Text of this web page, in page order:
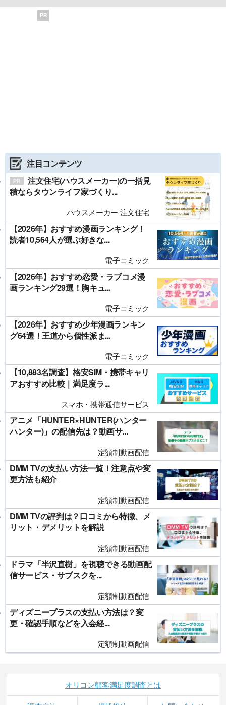
PR
注目コンテンツ
注文住宅(ハウスメーカー)の一括見
積ならタウンライフ家づくり...
ハウスメーカー 注文住宅
【2026年】おすすめ漫画ランキング！
読者10,564人が選ぶ好きな...
電子コミック
【2026年】おすすめ恋愛・ラブコメ漫
画ランキング29選！胸キュ...
電子コミック
【2026年】おすすめ少年漫画ランキン
グ64選！王道から個性派ま...
電子コミック
【10,883名調査】格安SIM・携帯キャリ
アおすすめ比較｜満足度ラ...
スマホ・携帯通信サービス
アニメ「HUNTER×HUNTER(ハンター
ハンター)」の配信先は？動画サ...
定額制動画配信
DMM TVの支払い方法一覧！注意点や変
更方法も紹介
定額制動画配信
DMM TVの評判は？口コミから特徴、メ
リット・デメリットを解説
定額制動画配信
ドラマ「半沢直樹」を視聴できる動画配
信サービス・サブスクを...
定額制動画配信
ディズニープラスの支払い方法は？変
更・確認手順などを入会経...
定額制動画配信
オリコン顧客満足度調査とは